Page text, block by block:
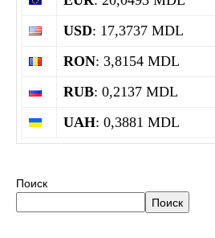
USD: 17,3737 MDL
RON: 3,8154 MDL
RUB: 0,2137 MDL
UAH: 0,3881 MDL
Поиск
Поиск